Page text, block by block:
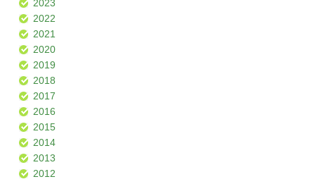
2023
2022
2021
2020
2019
2018
2017
2016
2015
2014
2013
2012